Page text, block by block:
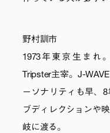
野村訓市
1973年東京生まれ
Tripster主宰。J-
ーソナリティも早、
ブディレクションや
岐に渡る。